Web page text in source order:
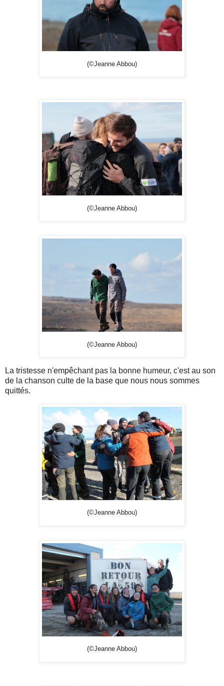
(©Jeanne Abbou)
(©Jeanne Abbou)
(©Jeanne Abbou)
La tristesse n'empêchant pas la bonne humeur, c'est au son
de la chanson culte de la base que nous nous sommes
quittés.
(©Jeanne Abbou)
(©Jeanne Abbou)